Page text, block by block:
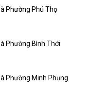
Phường Phú Thọ
Phường Bình Thới
Phường Minh Phụng